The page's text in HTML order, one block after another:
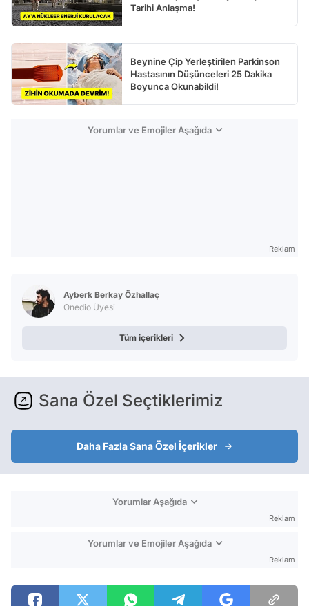
Tarihi Anlaşma!
Beynine Çip Yerleştirilen Parkinson
Hastasının Düşünceleri 25 Dakika
Boyunca Okunabildi!
Yorumlar ve Emojiler Aşağıda
Reklam
Ayberk Berkay Özhallaç
Onedio Üyesi
Tüm içerikleri
Sana Özel Seçtiklerimiz
Daha Fazla Sana Özel İçerikler
Yorumlar Aşağıda
Reklam
Yorumlar ve Emojiler Aşağıda
Reklam